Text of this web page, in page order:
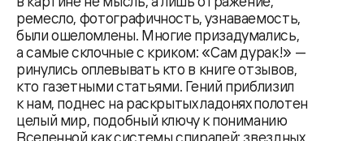
ремесло, фотографичность, узнаваемость,
были ошеломлены. Многие призадумались,
а самые склочные с криком: «Сам дурак!» —
ринулись оплевывать кто в книге отзывов,
кто газетными статьями. Гений приблизил
к нам, поднес на раскрытых ладонях полотен
целый мир, подобный ключу к пониманию
Вселенной как системы спиралей: звездных